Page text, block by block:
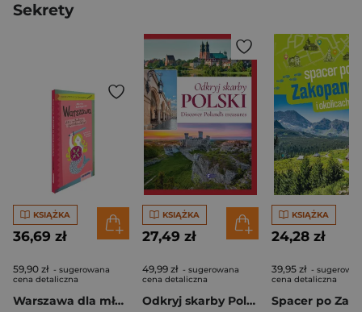
Sekrety
KSIĄŻKA
36,69 zł
59,90 zł - sugerowana
cena detaliczna
Warszawa dla młodych podróżników przewodnik do bazgrania 2024
KSIĄŻKA
27,49 zł
49,99 zł - sugerowana
cena detaliczna
Odkryj skarby Polski / Discover Poland’s treasures
KSIĄŻKA
24,28 zł
39,95 zł -
cena detaliczna